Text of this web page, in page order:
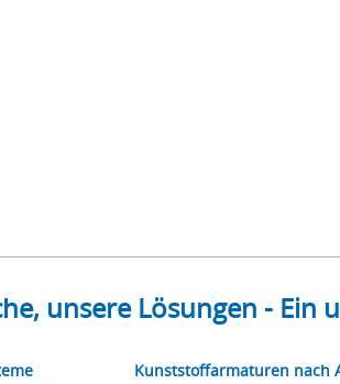
unsere Lösungen -
Kunststoffarmaturen nach